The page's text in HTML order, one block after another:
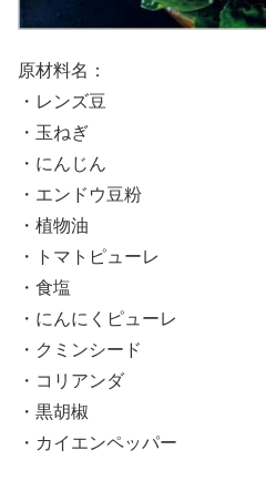
原材料名：
・レンズ豆
・玉ねぎ
・にんじん
・エンドウ豆粉
・植物油
・トマトピューレ
・食塩
・にんにくピューレ
・クミンシード
・コリアンダ
・黒胡椒
・カイエンペッパー